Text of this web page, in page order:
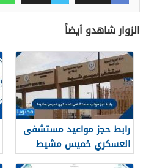
الزوار شاهدو أيضاً
رابط حجز مواعيد مستشفى
العسكري خميس مشيط
1448